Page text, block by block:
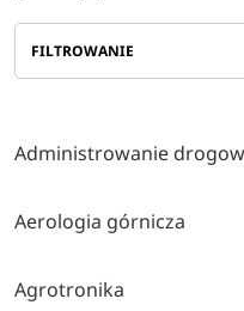
FILTROWANIE
Administrowanie
Aerologia górnicza
Agrotronika